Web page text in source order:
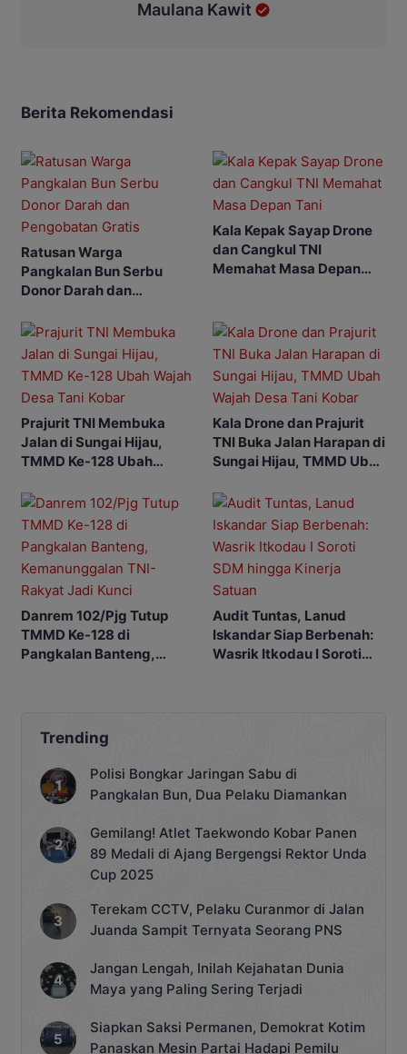
Maulana Kawit
Berita Rekomendasi
Ratusan Warga
Pangkalan Bun Serbu
Donor Darah dan
Kala Kepak Sayap Drone
dan Cangkul TNI
Memahat Masa Depan
Prajurit TNI Membuka
Jalan di Sungai Hijau,
TMMD Ke-128 Ubah
Kala Drone dan Prajurit
TNI Buka Jalan Harapan di
Sungai Hijau, TMMD Ubah
Danrem 102/Pjg Tutup
TMMD Ke-128 di
Pangkalan Banteng,
Audit Tuntas, Lanud
Iskandar Siap Berbenah:
Wasrik Itkodau I Soroti
Trending
Polisi Bongkar Jaringan Sabu di
Pangkalan Bun, Dua Pelaku Diamankan
Gemilang! Atlet Taekwondo Kobar Panen
89 Medali di Ajang Bergengsi Rektor Unda
Cup 2025
Terekam CCTV, Pelaku Curanmor di Jalan
Juanda Sampit Ternyata Seorang PNS
Jangan Lengah, Inilah Kejahatan Dunia
Maya yang Paling Sering Terjadi
Siapkan Saksi Permanen, Demokrat Kotim
Panaskan Mesin Partai Hadapi Pemilu